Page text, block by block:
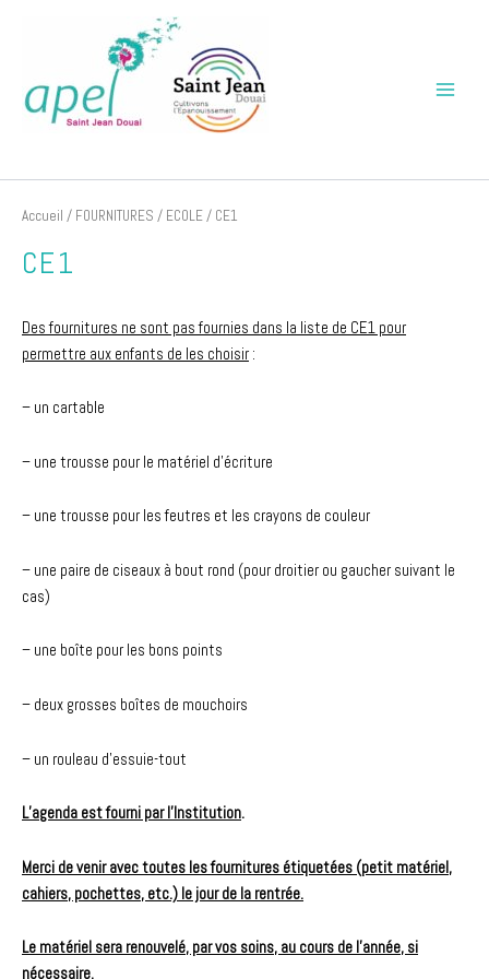
Accueil / FOURNITURES / ECOLE/ CE1
CE1
Des fournitures ne sont pas fournies dans la liste de CE1 pour
permettre aux enfants de les choisir :
– un cartable
– une trousse pour le matériel d’écriture
– une trousse pour les feutres et les crayons de couleur
– une paire de ciseaux à bout rond (pour droitier ou gaucher suivant le
cas)
– une boîte pour les bons points
– deux grosses boîtes de mouchoirs
– un rouleau d’essuie-tout
L’agenda est fourni par l’Institution.
Merci de venir avec toutes les fournitures étiquetées (petit matériel,
cahiers, pochettes, etc.) le jour de la rentrée.
Le matériel sera renouvelé, par vos soins, au cours de l’année, si
nécessaire.